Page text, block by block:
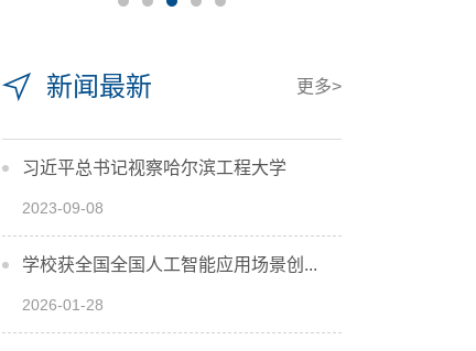
新闻最新 更多>
习近平总书记视察哈尔滨工程大学
2023-09-08
学校获全国全国人工智能应用场景创...
2026-01-28